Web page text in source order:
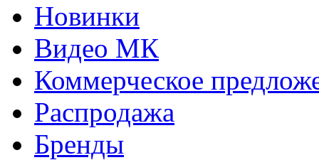
Новинки
Видео МК
Коммерческое
Распродажа
Бренды